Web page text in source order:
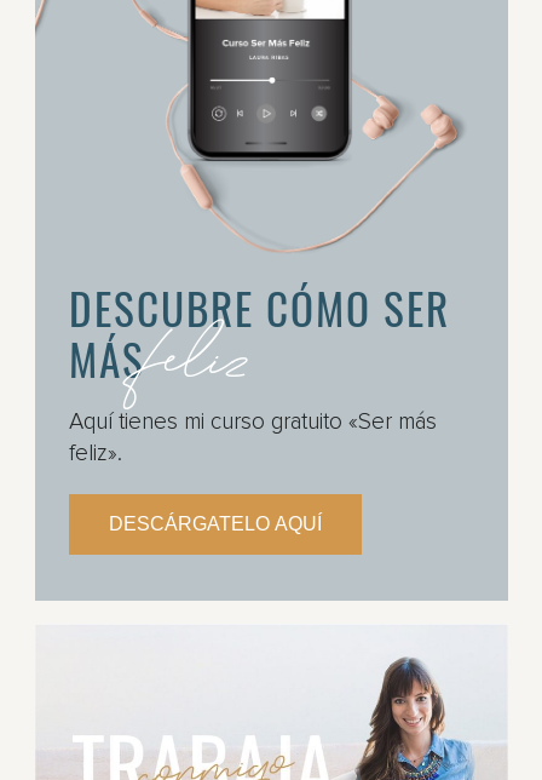
DESCUBRE CÓMO SER
MÁSfeliz
Aquí tienes mi curso gratuito «Ser más
feliz».
DESCÁRGATELO AQUÍ